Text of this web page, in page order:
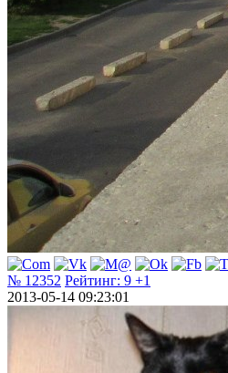
№ 12352 Рейтинг: 9 +1
2013-05-14 09:23:01